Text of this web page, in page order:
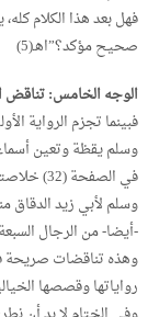
فهل بعد هذا الكلام
صحيح مؤكد؟”اهـ(5)
الوجه الخامس: تناقض
فبينما تجزم الرواية
في
وسلم لأبي زيد الدقاق
-أيضا- من الرجال
وهذه تناقضات صريحة
رواياتها وقصصها